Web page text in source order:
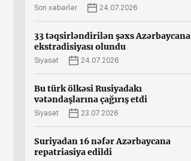
Son xəbərlər 24.07.2026
33 təqsirləndirilən şəxs Azərbaycana
ekstradisiyası olundu
Siyasət 24.07.2026
Bu türk ölkəsi Rusiyadakı
vətəndaşlarına çağırış etdi
Siyasət 23.07.2026
Suriyadan 16 nəfər Azərbaycana
repatriasiya edildi